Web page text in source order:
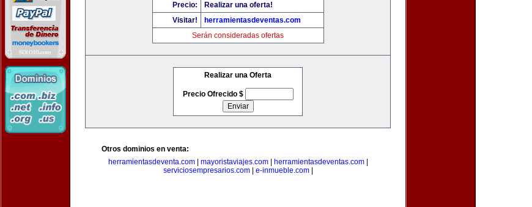
Precio:
Realizar una oferta!
Visitar!
herramientasdeventas.com
Serán consideradas ofertas
Realizar una Oferta
Precio Ofrecido $
Otros dominios en venta:
herramientasdeventa.com| mayoristaviajes.com| herramientasdeventas.com|
serviciosempresarios.com| e-inmueble.com|